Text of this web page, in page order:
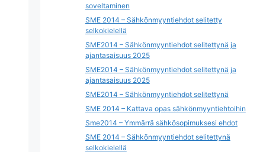
soveltaminen
SME 2014 – Sähkönmyyntiehdot selitetty
selkokielellä
SME2014 – Sähkönmyyntiehdot selitettynä ja
ajantasaisuus 2025
SME2014 – Sähkönmyyntiehdot selitettynä ja
ajantasaisuus 2025
SME2014 – Sähkönmyyntiehdot selitettynä
SME 2014 – Kattava opas sähkönmyyntiehtoihin
Sme2014 – Ymmärrä sähkösopimuksesi ehdot
SME 2014 – Sähkönmyyntiehdot selitettynä
selkokielellä